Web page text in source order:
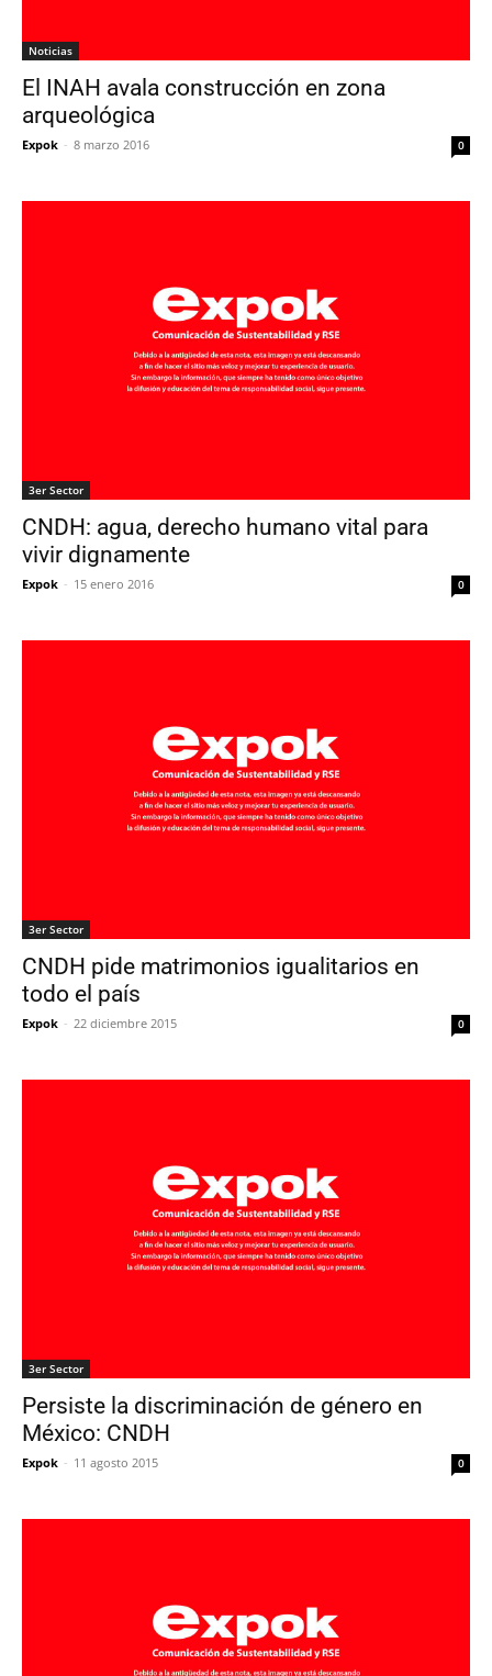
Noticias
El INAH avala construcción en zona
arqueológica
Expok - 8 marzo 2016 0
3er Sector
CNDH: agua, derecho humano vital para
vivir dignamente
Expok - 15 enero 2016 0
3er Sector
CNDH pide matrimonios igualitarios en
todo el país
Expok - 22 diciembre 2015 0
3er Sector
Persiste la discriminación de género en
México: CNDH
Expok - 11 agosto 2015 0